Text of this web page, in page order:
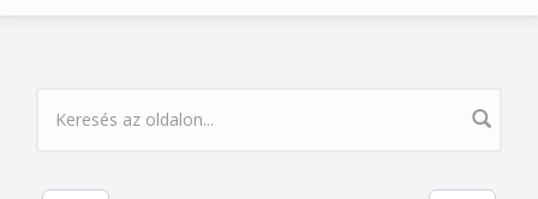
KERESÉS ŰRLAP